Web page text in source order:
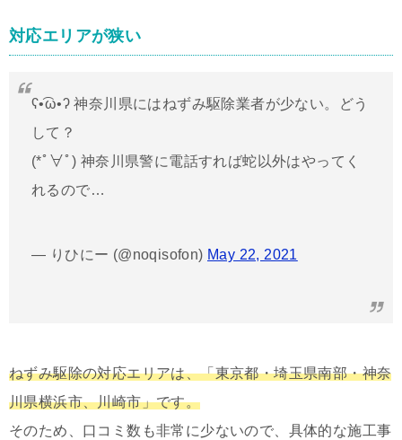
対応エリアが狭い
ʕ•͡ω•ʔ 神奈川県にはねずみ駆除業者が少ない。どう
して？
(*ﾟ∀ﾟ) 神奈川県警に電話すれば蛇以外はやってく
れるので…
— りひにー (@noqisofon) May 22, 2021
ねずみ駆除の対応エリアは、「東京都・埼玉県南部・神奈
川県横浜市、川崎市」です。
そのため、口コミ数も非常に少ないので、具体的な施工事